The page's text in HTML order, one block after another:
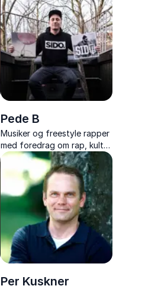
om film, kreativitet og
historiefortælling samt
rejsen bag hans ikoniske film
Pede B
Musiker og freestyle rapper
med foredrag om rap, kultur
og improvisation. Få unikke
indsigter i tysk rap, hiphop-
historie og underholdende
freestyle
Per Kuskner